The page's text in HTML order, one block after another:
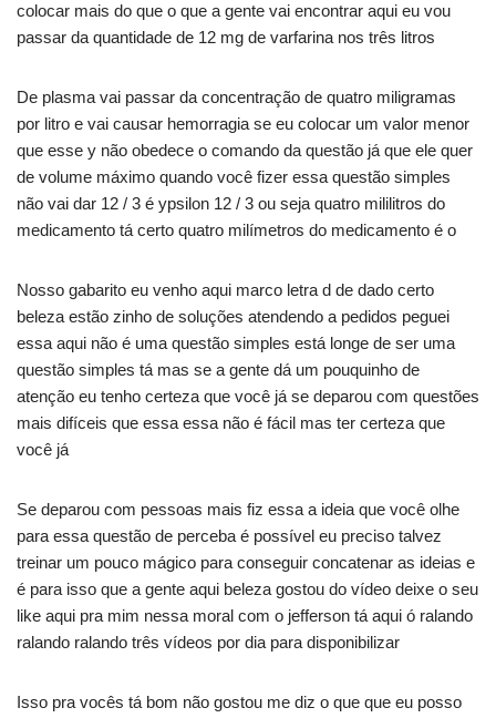
colocar mais do que o que a gente vai encontrar aqui eu vou
passar da quantidade de 12 mg de varfarina nos três litros
De plasma vai passar da concentração de quatro miligramas
por litro e vai causar hemorragia se eu colocar um valor menor
que esse y não obedece o comando da questão já que ele quer
de volume máximo quando você fizer essa questão simples
não vai dar 12 / 3 é ypsilon 12 / 3 ou seja quatro mililitros do
medicamento tá certo quatro milímetros do medicamento é o
Nosso gabarito eu venho aqui marco letra d de dado certo
beleza estão zinho de soluções atendendo a pedidos peguei
essa aqui não é uma questão simples está longe de ser uma
questão simples tá mas se a gente dá um pouquinho de
atenção eu tenho certeza que você já se deparou com questões
mais difíceis que essa essa não é fácil mas ter certeza que
você já
Se deparou com pessoas mais fiz essa a ideia que você olhe
para essa questão de perceba é possível eu preciso talvez
treinar um pouco mágico para conseguir concatenar as ideias e
é para isso que a gente aqui beleza gostou do vídeo deixe o seu
like aqui pra mim nessa moral com o jefferson tá aqui ó ralando
ralando ralando três vídeos por dia para disponibilizar
Isso pra vocês tá bom não gostou me diz o que que eu posso